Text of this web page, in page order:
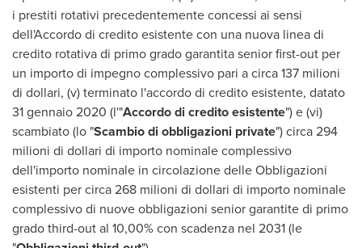
i prestiti rotativi precedentemente concessi ai sensi
dell'Accordo di credito esistente con una nuova linea di
credito rotativa di primo grado garantita senior first-out per
un importo di impegno complessivo pari a circa 137 milioni
di dollari, (v) terminato l'accordo di credito esistente, datato
31 gennaio 2020 (l'"Accordo di credito esistente") e (vi)
scambiato (lo "Scambio di obbligazioni private") circa 294
milioni di dollari di importo nominale complessivo
dell'importo nominale in circolazione delle Obbligazioni
esistenti per circa 268 milioni di dollari di importo nominale
complessivo di nuove obbligazioni senior garantite di primo
grado third-out al 10,00% con scadenza nel 2031 (le